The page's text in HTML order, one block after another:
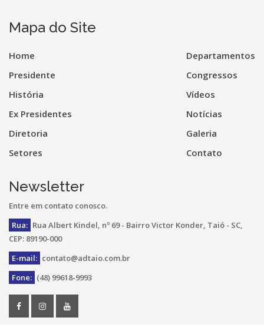
Mapa do Site
Home
Presidente
História
Ex Presidentes
Diretoria
Setores
Departamentos
Congressos
Vídeos
Notícias
Galeria
Contato
Newsletter
Entre em contato conosco.
Rua: Rua Albert Kindel, nº 69 - Bairro Victor Konder, Taió - SC,
CEP: 89190-000
E-mail: contato@adtaio.com.br
Fone: (48) 99618-9993